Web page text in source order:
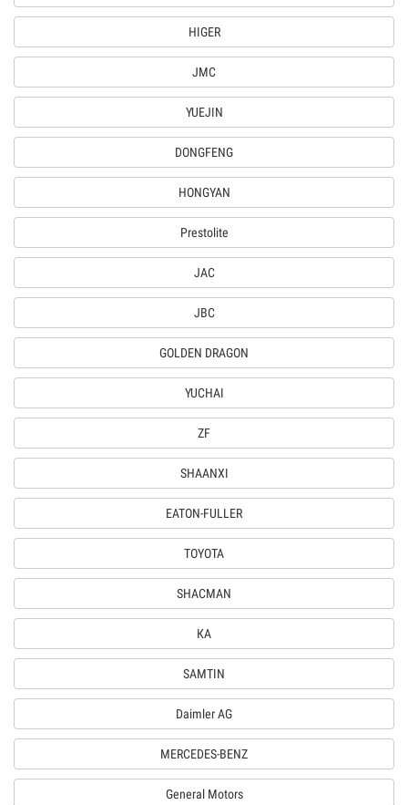
HIGER
JMC
YUEJIN
DONGFENG
HONGYAN
Prestolite
JAC
JBC
GOLDEN DRAGON
YUCHAI
ZF
SHAANXI
EATON-FULLER
TOYOTA
SHACMAN
КА
SAMTIN
Daimler AG
MERCEDES-BENZ
General Motors